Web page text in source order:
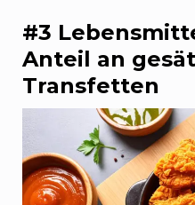
#3
Anteil an
Transfetten